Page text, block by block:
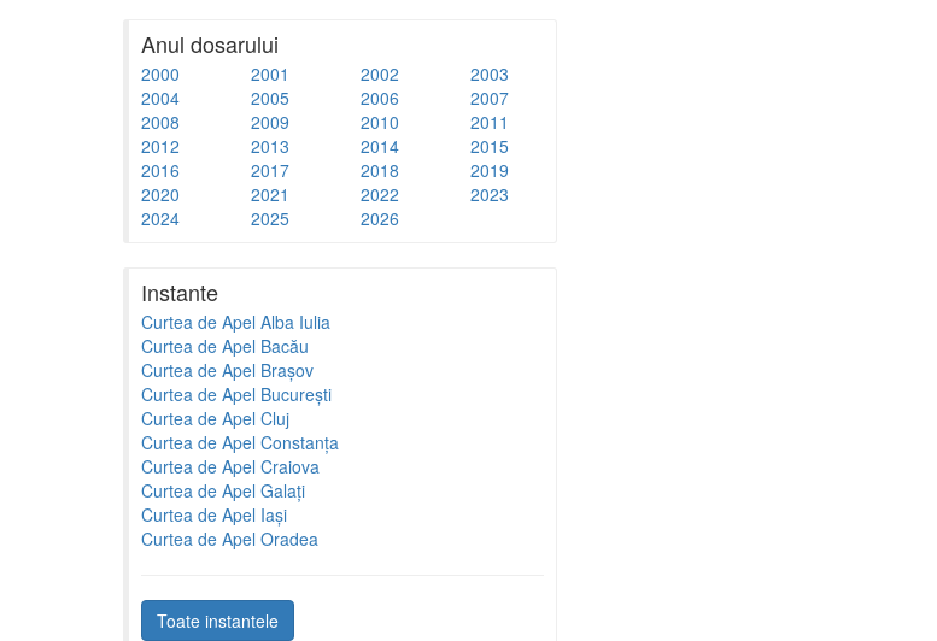
Anul dosarului
2000 2001 2002
2003
2004
2005 2006
2007
2008
2009 2010
2011
2012
2013 2014
2015
2016
2017 2018
2019
2020
2021 2022
2023
2024
2025 2026
Instante
Curtea de Apel Alba Iulia
Curtea de Apel Bacău
Curtea de Apel Brașov
Curtea de Apel București
Curtea de Apel Cluj
Curtea de Apel Constanța
Curtea de Apel Craiova
Curtea de Apel Galați
Curtea de Apel Iași
Curtea de Apel Oradea
Toate instantele